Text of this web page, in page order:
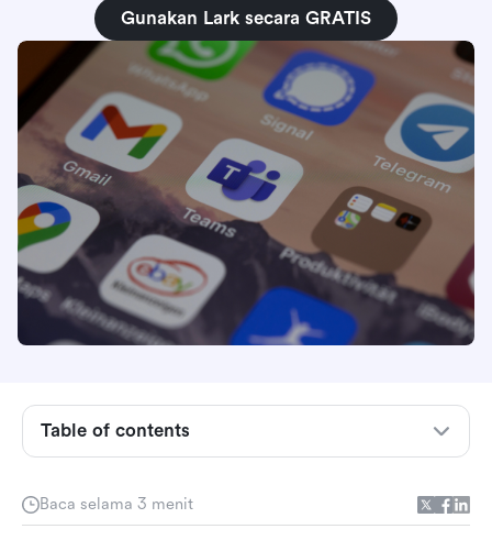
Gunakan Lark secara GRATIS
Baca selama 3 menit
Table of contents
Toggling Pajak: Beralih Aplikasi yang Konstan